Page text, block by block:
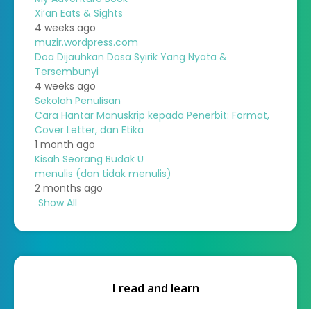
Xi’an Eats & Sights
4 weeks ago
muzir.wordpress.com
Doa Dijauhkan Dosa Syirik Yang Nyata &
Tersembunyi
4 weeks ago
Sekolah Penulisan
Cara Hantar Manuskrip kepada Penerbit: Format,
Cover Letter, dan Etika
1 month ago
Kisah Seorang Budak U
menulis (dan tidak menulis)
2 months ago
Show All
I read and learn